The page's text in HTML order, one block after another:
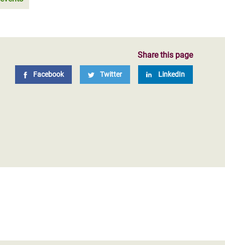
Share this page
Facebook Twitter LinkedIn